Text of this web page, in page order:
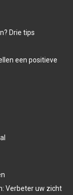
Drie tips
een positieve
Verbeter uw zicht